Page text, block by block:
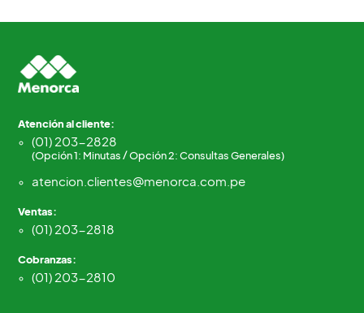
Atención al cliente:
(01) 203-2828
(Opción 1: Minutas / Opción 2: Consultas Generales)
atencion.clientes@menorca.com.pe
Ventas:
(01) 203-2818
Cobranzas:
(01) 203-2810